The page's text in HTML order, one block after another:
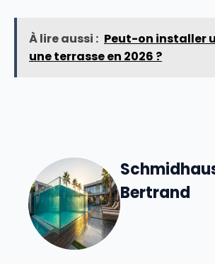
À lire aussi : Peut-on installer
une terrasse en 2026 ?
Bertrand